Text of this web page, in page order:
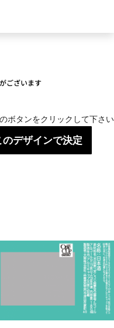
ございます
ボタンをクリックして下さい
のデザインで決定